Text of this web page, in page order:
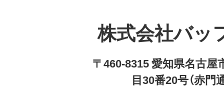
株式会社バッ
〒460-8315 愛知県名古屋
目30番20号（赤門